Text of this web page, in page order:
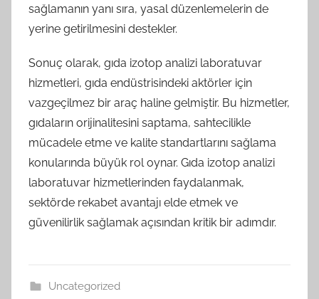
sağlamanın yanı sıra, yasal düzenlemelerin de
yerine getirilmesini destekler.
Sonuç olarak, gıda izotop analizi laboratuvar
hizmetleri, gıda endüstrisindeki aktörler için
vazgeçilmez bir araç haline gelmiştir. Bu hizmetler,
gıdaların orijinalitesini saptama, sahtecilikle
mücadele etme ve kalite standartlarını sağlama
konularında büyük rol oynar. Gıda izotop analizi
laboratuvar hizmetlerinden faydalanmak,
sektörde rekabet avantajı elde etmek ve
güvenilirlik sağlamak açısından kritik bir adımdır.
Uncategorized